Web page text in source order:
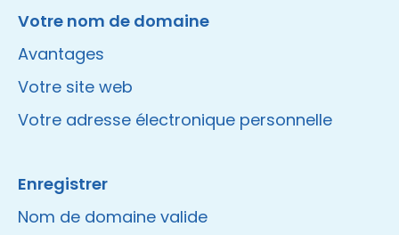
Votre nom de domaine
Avantages
Votre site web
Votre adresse électronique personnelle
Enregistrer
Nom de domaine valide